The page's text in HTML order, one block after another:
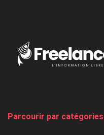
Parcourir par catégories